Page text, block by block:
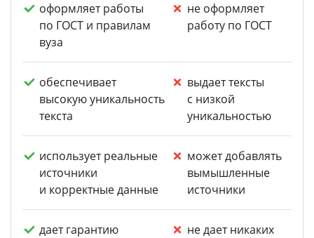
оформляет работы
по ГОСТ и правилам
вуза
не оформляет
работу по ГОСТ
обеспечивает
высокую уникальность
текста
выдает тексты
с низкой
уникальностью
использует реальные
источники
и корректные данные
может добавлять
вымышленные
источники
дает гарантию
не дает никаких